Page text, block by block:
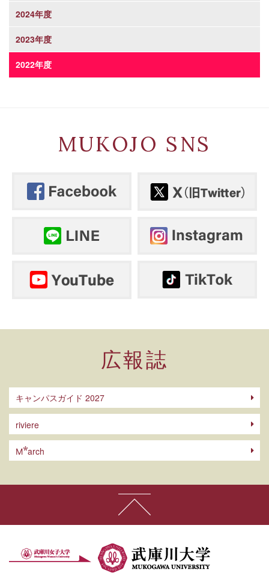
2024年度
2023年度
2022年度
MUKOJO SNS
広報誌
キャンパスガイド 2027
riviere
M arch